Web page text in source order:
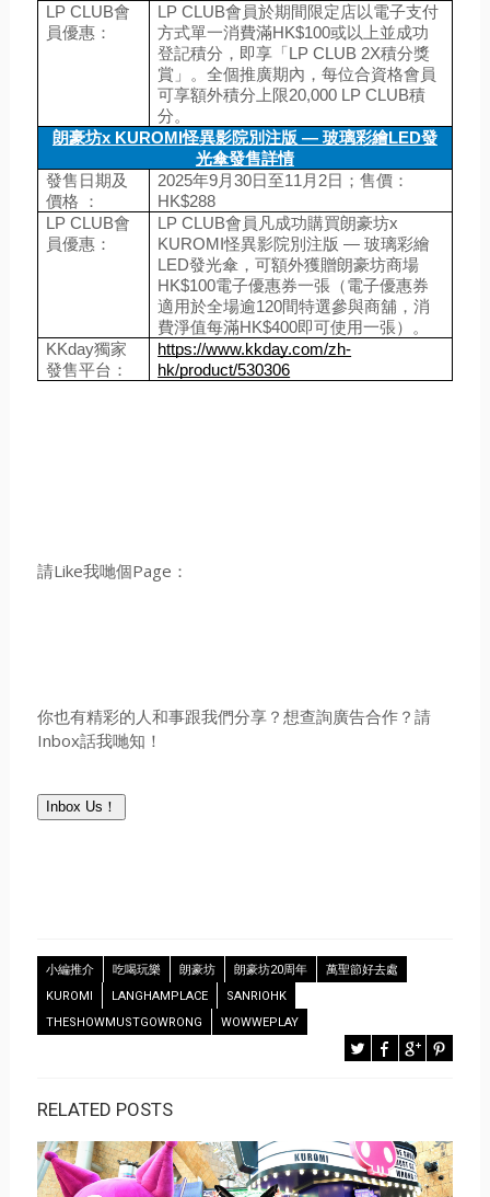
LP CLUB會
員優惠：
LP CLUB會員於期間限定店以電子支付
方式單一消費滿HK$100或以上並成功
登記積分，即享「LP CLUB 2X積分獎
賞」。全個推廣期內，每位合資格會員
可享額外積分上限20,000 LP CLUB積
分。
朗豪坊x KUROMI怪異影院別注版 — 玻璃彩繪LED發
光傘發售詳情
發售日期及
價格 ：
2025年9月30日至11月2日；售價：
HK$288
LP CLUB會
員優惠：
LP CLUB會員凡成功購買朗豪坊x
KUROMI怪異影院別注版 — 玻璃彩繪
LED發光傘，可額外獲贈朗豪坊商場
HK$100電子優惠券一張（電子優惠券
適用於全場逾120間特選參與商舖，消
費淨值每滿HK$400即可使用一張）。
KKday獨家
發售平台：
https://www.kkday.com/zh-
hk/product/530306
請Like我哋個Page：
你也有精彩的人和事跟我們分享？想查詢廣告合作？請
Inbox話我哋知！
Inbox Us！
小編推介 吃喝玩樂 朗豪坊 朗豪坊20周年
萬聖節好去處
KUROMI
LANGHAMPLACE
SANRIOHK
THESHOWMUSTGOWRONG
WOWWEPLAY
RELATED POSTS